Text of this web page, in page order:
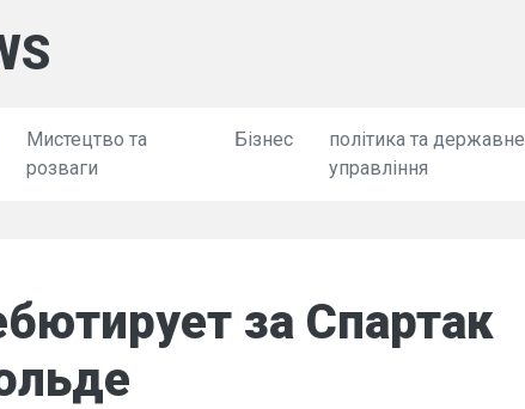
Мистецтво та
розваги
Бізнес
політика та державне
управління
за Спартак